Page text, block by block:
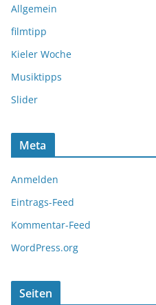
Allgemein
filmtipp
Kieler Woche
Musiktipps
Slider
Meta
Anmelden
Eintrags-Feed
Kommentar-Feed
WordPress.org
Seiten